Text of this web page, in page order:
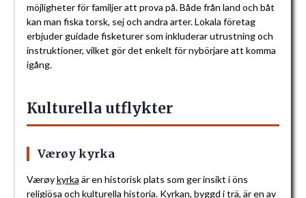
möjligheter för familjer att prova på. Både från land och båt
kan man fiska torsk, sej och andra arter. Lokala företag
erbjuder guidade fisketurer som inkluderar utrustning och
instruktioner, vilket gör det enkelt för nybörjare att komma
igång.
Kulturella utflykter
Værøy kyrka
Værøykyrka är en historisk plats som ger insikt i öns
religiösa och kulturella historia. Kyrkan, byggd i trä, är en av